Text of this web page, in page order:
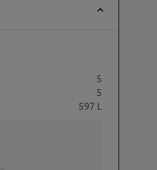
5
5
597 L